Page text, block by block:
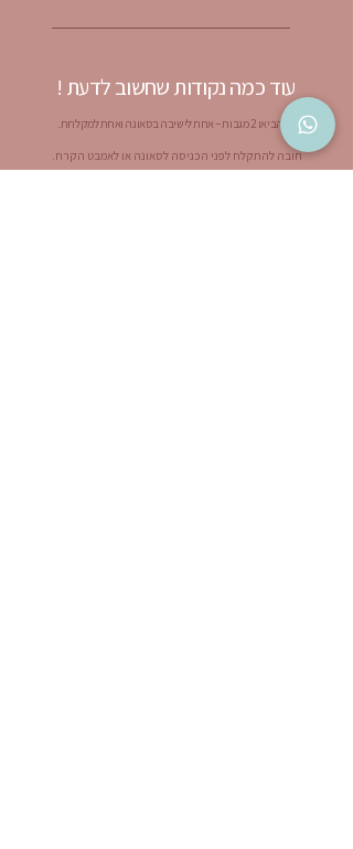
עוד כמה נקודות שחשוב לדעת !
הביאו 2 מגבות – אחת לישיבה בסאונה ואחת למקלחת.
חובה להתקלח לפני הכניסה לסאונה או לאמבט הקרח.